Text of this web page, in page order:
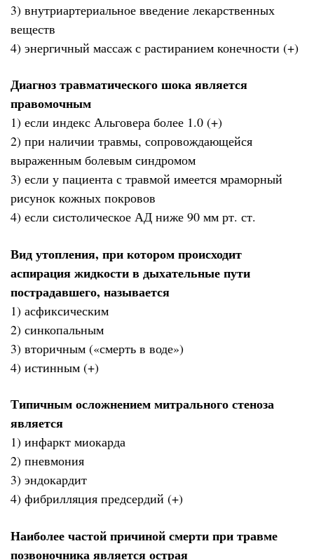
3) внутриартериальное введение лекарственных
веществ
4) энергичный массаж с растиранием конечности (+)
Диагноз травматического шока является
правомочным
1) если индекс Альговера более 1.0 (+)
2) при наличии травмы, сопровождающейся
выраженным болевым синдромом
3) если у пациента с травмой имеется мраморный
рисунок кожных покровов
4) если систолическое АД ниже 90 мм рт. ст.
Вид утопления, при котором происходит
аспирация жидкости в дыхательные пути
пострадавшего, называется
1) асфиксическим
2) синкопальным
3) вторичным («смерть в воде»)
4) истинным (+)
Типичным осложнением митрального стеноза
является
1) инфаркт миокарда
2) пневмония
3) эндокардит
4) фибрилляция предсердий (+)
Наиболее частой причиной смерти при травме
позвоночника является острая ________________